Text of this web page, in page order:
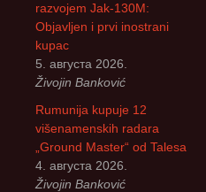
razvojem Jak-130M:
Objavljen i prvi inostrani
kupac
5. августа 2026.
Živojin Banković
Rumunija kupuje 12
višenamenskih radara
„Ground Master“ od Talesa
4. августа 2026.
Živojin Banković